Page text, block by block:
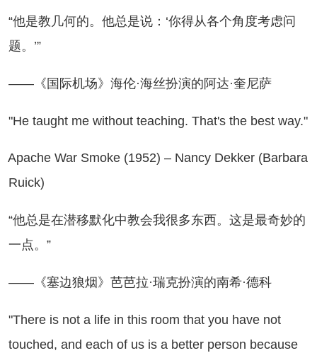
是教几何的。他总是说：‘你得从各个角度考虑问
题。’”
国际机场》海伦·海丝扮演的阿达·奎尼萨
taught me without teaching. That's the best way."
War Smoke (1952) – Nancy Dekker (Barbara
Ruick)
总是在潜移默化中教会我很多东西。这是最奇妙的
一点。”
塞边狼烟》芭芭拉·瑞克扮演的南希·德科
is not a life in this room that you have not
touched, and each of us is a better person because